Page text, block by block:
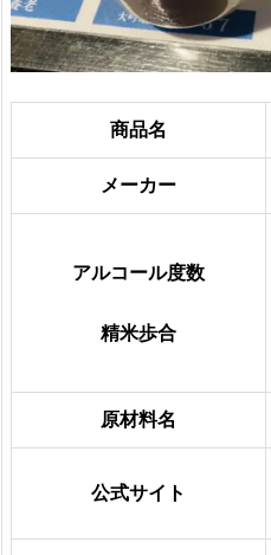
商品名
メーカー
アルコール度数
精米歩合
原材料名
公式サイト